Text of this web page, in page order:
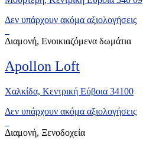
Δεν υπάρχουν ακόμα αξιολογήσεις
Διαμονή, Ενοικιαζόμενα δωμάτια
Apollon Loft
Χαλκίδα, Κεντρική Εύβοια 34100
Δεν υπάρχουν ακόμα αξιολογήσεις
Διαμονή, Ξενοδοχεία